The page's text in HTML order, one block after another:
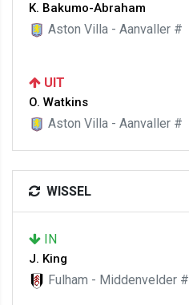
K. Bakumo-Abraham
Aston Villa - Aanvaller #
UIT
O. Watkins
Aston Villa - Aanvaller #
WISSEL
IN
J. King
Fulham - Middenvelder #